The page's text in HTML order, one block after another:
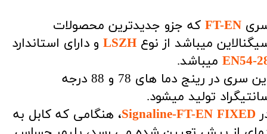
FT-EN که جزو جدیدترین محصولات
میباشد از نوعLSZH و دارای استاندارد
EN54- میباشد.
این سری در رینج دما های 78 و 88 درجه
تولید میشود.
Signaline-FT-EN FIXED، هنگامی که کابل به